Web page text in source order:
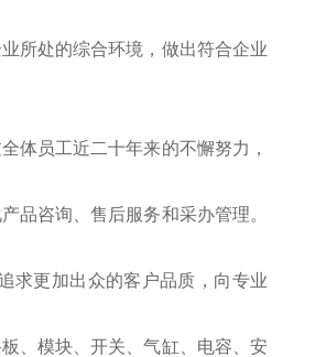
所处的综合环境，做出符合企业
体员工近二十年来的不懈努力，
品咨询、售后服务和采办管理。
求更加出众的客户品质，向专业
、模块、开关、气缸、电容、安